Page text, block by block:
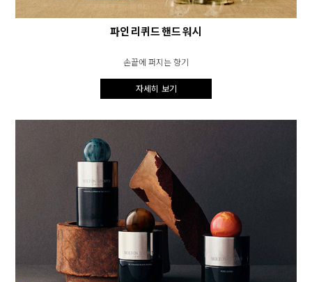
파인 리퀴드 핸드 워시
손끝에 퍼지는 향기
자세히 보기